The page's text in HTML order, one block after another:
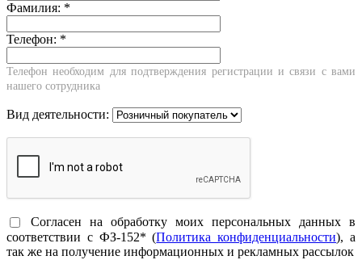
Фамилия: *
Телефон: *
Телефон необходим для подтверждения регистрации и связи с вами
нашего сотрудника
Вид деятельности:
Согласен на обработку моих персональных данных в
соответствии с ФЗ-152* (Политика конфиденциальности), а
так же на получение информационных и рекламных рассылок